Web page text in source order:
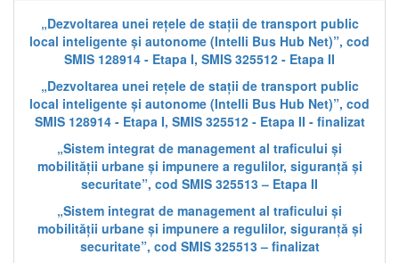
„Dezvoltarea unei rețele de stații de transport public
local inteligente și autonome (Intelli Bus Hub Net)”, cod
SMIS 128914 - Etapa I, SMIS 325512 - Etapa II
„Dezvoltarea unei rețele de stații de transport public
local inteligente și autonome (Intelli Bus Hub Net)”, cod
SMIS 128914 - Etapa I, SMIS 325512 - Etapa II - finalizat
„Sistem integrat de management al traficului și
mobilității urbane și impunere a regulilor, siguranță și
securitate”, cod SMIS 325513 – Etapa II
„Sistem integrat de management al traficului și
mobilității urbane și impunere a regulilor, siguranță și
securitate”, cod SMIS 325513 – finalizat